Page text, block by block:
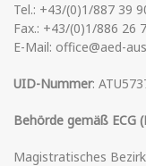
Tel.: +43/(0)1/887 39
Fax.: +43/(0)1/886 26
E-Mail: office@aed-
UID-Nummer:
Behörde gemäß ECG
Magistratisches